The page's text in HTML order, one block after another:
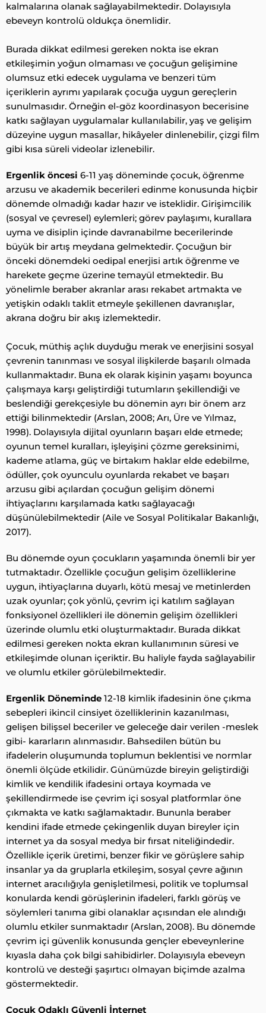
kalmalarına olanak sağlayabilmektedir. Dolayısıyla
ebeveyn kontrolü oldukça önemlidir.
Burada dikkat edilmesi gereken nokta ise ekran
etkileşimin yoğun olmaması ve çocuğun gelişimine
olumsuz etki edecek uygulama ve benzeri tüm
içeriklerin ayrımı yapılarak çocuğa uygun gereçlerin
sunulmasıdır. Örneğin el-göz koordinasyon becerisine
katkı sağlayan uygulamalar kullanılabilir, yaş ve gelişim
düzeyine uygun masallar, hikâyeler dinlenebilir, çizgi film
gibi kısa süreli videolar izlenebilir.
Ergenlik öncesi 6-11 yaş döneminde çocuk, öğrenme
arzusu ve akademik becerileri edinme konusunda hiçbir
dönemde olmadığı kadar hazır ve isteklidir. Girişimcilik
(sosyal ve çevresel) eylemleri; görev paylaşımı, kurallara
uyma ve disiplin içinde davranabilme becerilerinde
büyük bir artış meydana gelmektedir. Çocuğun bir
önceki dönemdeki oedipal enerjisi artık öğrenme ve
harekete geçme üzerine temayül etmektedir. Bu
yönelimle beraber akranlar arası rekabet artmakta ve
yetişkin odaklı taklit etmeyle şekillenen davranışlar,
akrana doğru bir akış izlemektedir.
Çocuk, müthiş açlık duyduğu merak ve enerjisini sosyal
çevrenin tanınması ve sosyal ilişkilerde başarılı olmada
kullanmaktadır. Buna ek olarak kişinin yaşamı boyunca
çalışmaya karşı geliştirdiği tutumların şekillendiği ve
beslendiği gerekçesiyle bu dönemin ayrı bir önem arz
ettiği bilinmektedir (Arslan, 2008; Arı, Üre ve Yılmaz,
1998). Dolayısıyla dijital oyunların başarı elde etmede;
oyunun temel kuralları, işleyişini çözme gereksinimi,
kademe atlama, güç ve birtakım haklar elde edebilme,
ödüller, çok oyunculu oyunlarda rekabet ve başarı
arzusu gibi açılardan çocuğun gelişim dönemi
ihtiyaçlarını karşılamada katkı sağlayacağı
düşünülebilmektedir (Aile ve Sosyal Politikalar Bakanlığı,
2017).
Bu dönemde oyun çocukların yaşamında önemli bir yer
tutmaktadır. Özellikle çocuğun gelişim özelliklerine
uygun, ihtiyaçlarına duyarlı, kötü mesaj ve metinlerden
uzak oyunlar; çok yönlü, çevrim içi katılım sağlayan
fonksiyonel özellikleri ile dönemin gelişim özellikleri
üzerinde olumlu etki oluşturmaktadır. Burada dikkat
edilmesi gereken nokta ekran kullanımının süresi ve
etkileşimde olunan içeriktir. Bu haliyle fayda sağlayabilir
ve olumlu etkiler görülebilmektedir.
Ergenlik Döneminde 12-18 kimlik ifadesinin öne çıkma
sebepleri ikincil cinsiyet özelliklerinin kazanılması,
gelişen bilişsel beceriler ve geleceğe dair verilen -meslek
gibi- kararların alınmasıdır. Bahsedilen bütün bu
ifadelerin oluşumunda toplumun beklentisi ve normlar
önemli ölçüde etkilidir. Günümüzde bireyin geliştirdiği
kimlik ve kendilik ifadesini ortaya koymada ve
şekillendirmede ise çevrim içi sosyal platformlar öne
çıkmakta ve katkı sağlamaktadır. Bununla beraber
kendini ifade etmede çekingenlik duyan bireyler için
internet ya da sosyal medya bir fırsat niteliğindedir.
Özellikle içerik üretimi, benzer fikir ve görüşlere sahip
insanlar ya da gruplarla etkileşim, sosyal çevre ağının
internet aracılığıyla genişletilmesi, politik ve toplumsal
konularda kendi görüşlerinin ifadeleri, farklı görüş ve
söylemleri tanıma gibi olanaklar açısından ele alındığı
olumlu etkiler sunmaktadır (Arslan, 2008). Bu dönemde
çevrim içi güvenlik konusunda gençler ebeveynlerine
kıyasla daha çok bilgi sahibidirler. Dolayısıyla ebeveyn
kontrolü ve desteği şaşırtıcı olmayan biçimde azalma
göstermektedir.
Çocuk Odaklı Güvenli İnternet